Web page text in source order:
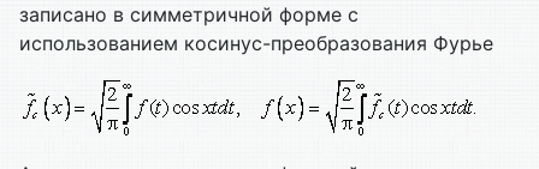
записано в симметричной форме с
использованием косинус-преобразования Фурье